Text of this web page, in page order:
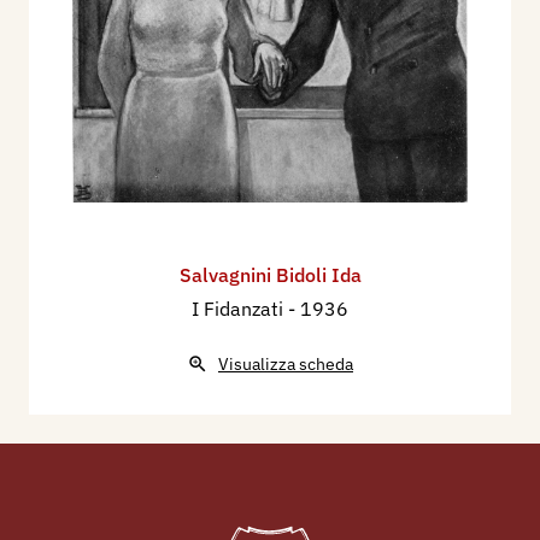
Salvagnini Bidoli Ida
I Fidanzati - 1936
Visualizza scheda